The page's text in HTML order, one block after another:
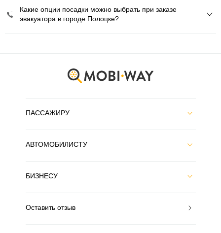
Какие опции посадки можно выбрать при заказе
эвакуатора в городе Полоцке?
ПАССАЖИРУ
АВТОМОБИЛИСТУ
БИЗНЕСУ
Оставить отзыв